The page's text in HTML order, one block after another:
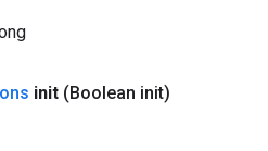
init (Boolean init)